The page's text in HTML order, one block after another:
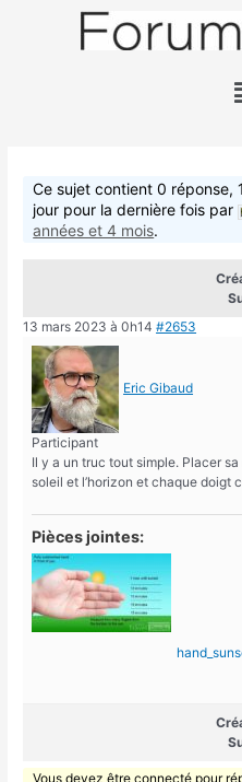
Ce sujet contient 0 réponse,
jour pour la dernière fois par
années et 4 mois.
13 mars 2023 à 0h14 #2653
Eric Gibaud
Participant
Il y a un truc tout simple. Placer
soleil et l’horizon et chaque doigt
Pièces jointes:
Vous devez être connecté pour